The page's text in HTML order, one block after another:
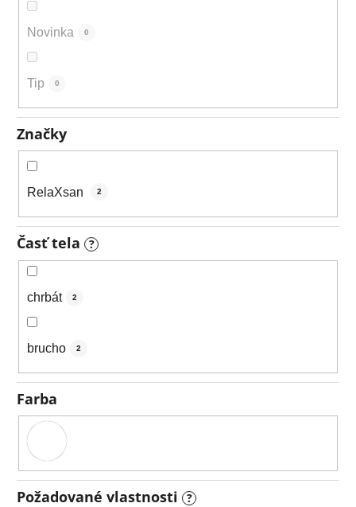
Novinka 0
Tip 0
Značky
RelaXsan 2
Časť tela ?
chrbát 2
brucho 2
Farba
Požadované vlastnosti ?